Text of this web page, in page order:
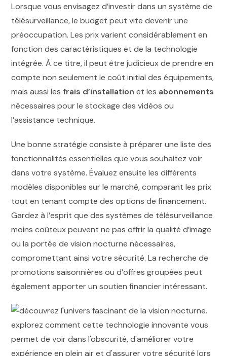
Lorsque vous envisagez d’investir dans un système de
télésurveillance, le budget peut vite devenir une
préoccupation. Les prix varient considérablement en
fonction des caractéristiques et de la technologie
intégrée. À ce titre, il peut être judicieux de prendre en
compte non seulement le coût initial des équipements,
mais aussi lesfrais d’installation et les abonnements
nécessaires pour le stockage des vidéos ou
l’assistance technique.
Une bonne stratégie consiste à préparer une liste des
fonctionnalités essentielles que vous souhaitez voir
dans votre système. Évaluez ensuite les différents
modèles disponibles sur le marché, comparant les prix
tout en tenant compte des options de financement.
Gardez à l’esprit que des systèmes de télésurveillance
moins coûteux peuvent ne pas offrir la qualité d’image
ou la portée de vision nocturne nécessaires,
compromettant ainsi votre sécurité. La recherche de
promotions saisonnières ou d’offres groupées peut
également apporter un soutien financier intéressant.